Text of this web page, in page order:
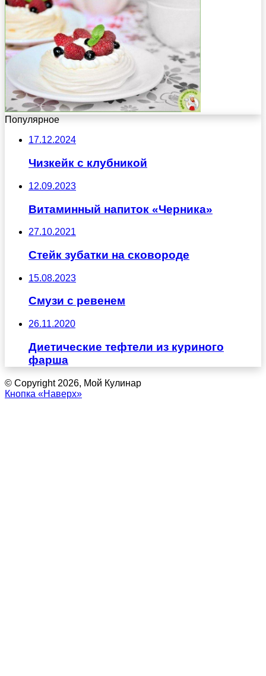
Популярное
17.12.2024
Чизкейк с клубникой
12.09.2023
Витаминный напиток «Черника»
27.10.2021
Стейк зубатки на сковороде
15.08.2023
Смузи с ревенем
26.11.2020
Диетические тефтели из куриного
фарша
© Copyright 2026, Мой Кулинар
Кнопка «Наверх»